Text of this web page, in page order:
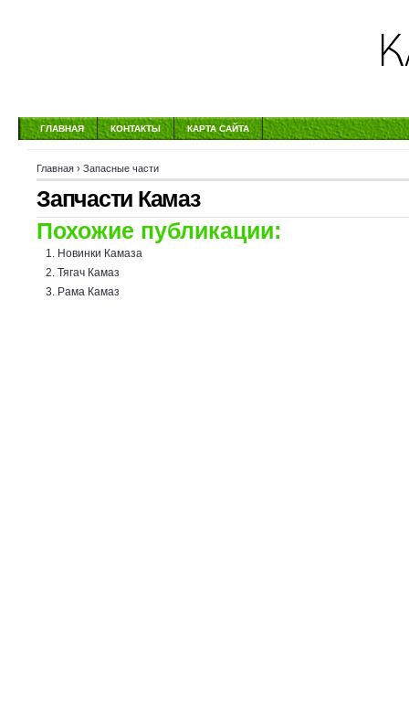
ГЛАВНАЯ КОНТАКТЫ КАРТА САЙТА
Главная › Запасные части
Запчасти Камаз
Похожие публикации:
Новинки Камаза
Тягач Камаз
Рама Камаз